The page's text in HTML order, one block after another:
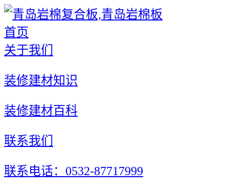
首页
关于我们
装修建材知识
装修建材百科
联系我们
联系电话：0532-87717999